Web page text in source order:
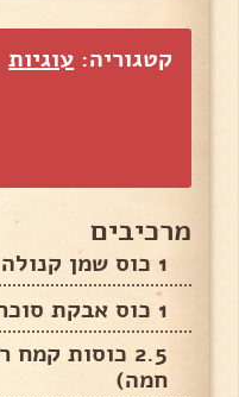
קטגוריה: עוגיות
מרכיבים
1 כוס שמן קנולה
1 כוס אבקת סוכר
2.5 כוסות
חמה)